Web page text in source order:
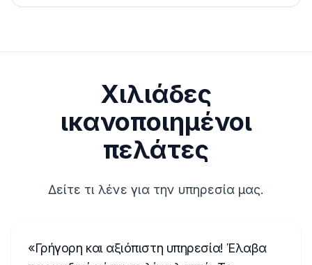
Χιλιάδες
ικανοποιημένοι
πελάτες
Δείτε τι λένε για την υπηρεσία μας.
Γρήγορη και αξιόπιστη υπηρεσία! Έλαβα